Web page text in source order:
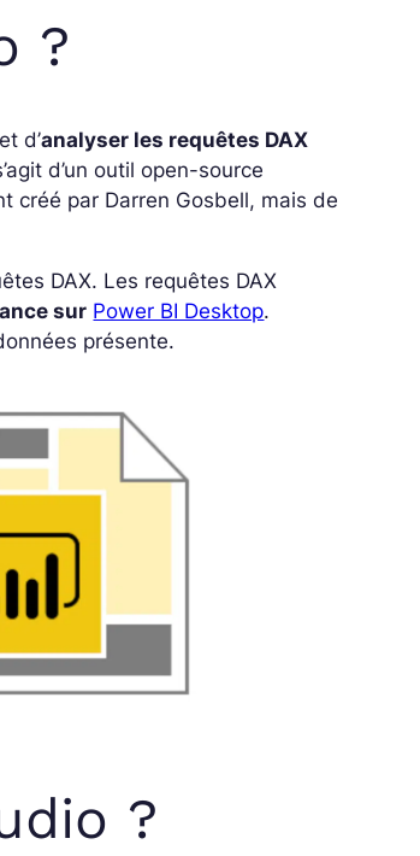
?
d’analyser les requêtes DAX
d’un outil open-source
créé par Darren Gosbell, mais de
DAX. Les requêtes DAX
sur Power BI Desktop.
présente.
?